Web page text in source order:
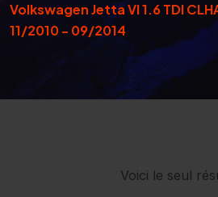
Volkswagen Jetta VI 1.6 TDI
11/2010 - 09/2014
Voici le seul